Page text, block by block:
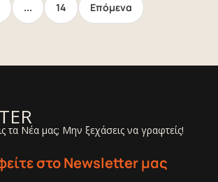
… 14 Επόμενα
τα Νέα μας; Μην ξεχάσεις να γραφτείς!
στο Newsletter μας